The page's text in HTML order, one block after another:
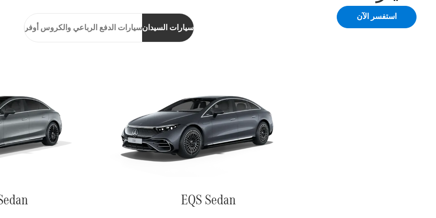
استفسر الآن
سيارات السيدانسيارات الدفع الرباعي والكروس أوفر
EQS Sedan